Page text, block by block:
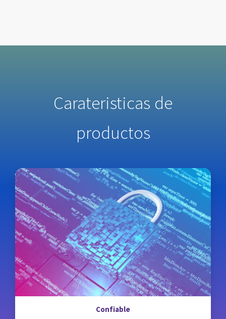
Carateristicas de
productos
Confiable